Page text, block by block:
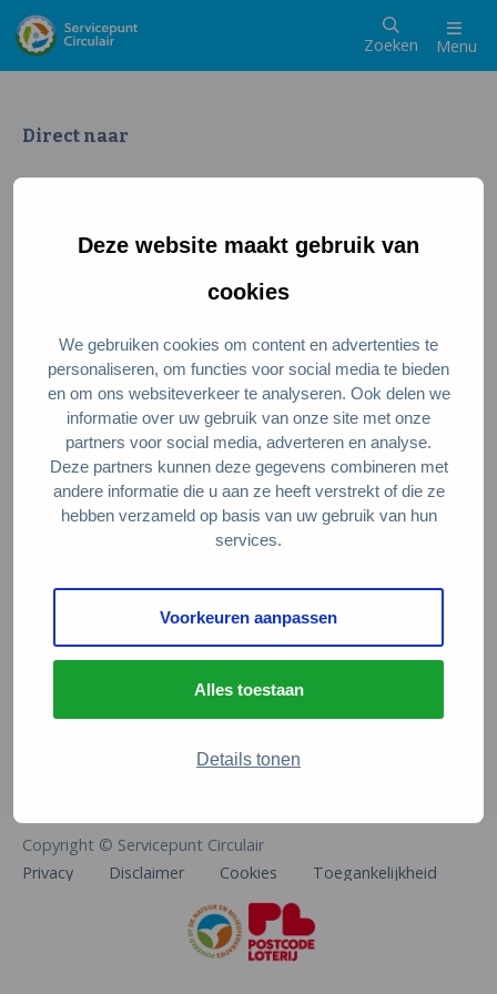
Deze website maakt gebruik van
cookies
We gebruiken cookies om content en advertenties te
personaliseren, om functies voor social media te bieden
en om ons websiteverkeer te analyseren. Ook delen we
informatie over uw gebruik van onze site met onze
partners voor social media, adverteren en analyse.
Deze partners kunnen deze gegevens combineren met
andere informatie die u aan ze heeft verstrekt of die ze
hebben verzameld op basis van uw gebruik van hun
services.
Voorkeuren aanpassen
Alles toestaan
Details tonen
Zoeken Menu
Direct naar
Wat is een circulaire samenleving
Meedoen als ondernemer
Circulaire producten en diensten
Wie zijn wij?
Over ons
Stel je vraag
Servicepunt Team
Veelgestelde vragen
De Natuur en Milieufederaties
Arthur van Schendelstraat 600
info@natuurenmilieufederaties.nl
Copyright © Servicepunt Circulair
Privacy
Disclaimer Cookies Toegankelijkheid